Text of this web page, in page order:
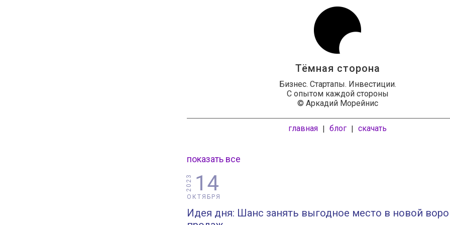
Тёмная сторона
Бизнес. Стартапы. Инвестиции.
С опытом каждой стороны
© Аркадий Морейнис
главная | блог | скачать
показать все
14
ОКТЯБРЯ
2023
Идея дня: Шанс занять выгодное место в новой